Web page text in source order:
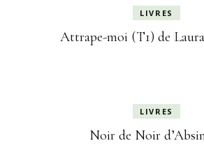
LIVRES
Attrape-moi (T1) de
LIVRES
Noir de Noir